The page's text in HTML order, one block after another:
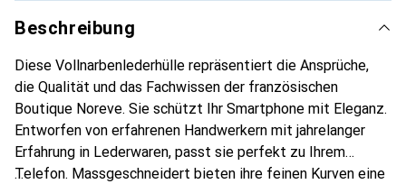
Beschreibung
Diese Vollnarbenlederhülle repräsentiert die Ansprüche,
die Qualität und das Fachwissen der französischen
Boutique Noreve. Sie schützt Ihr Smartphone mit Eleganz.
Entworfen von erfahrenen Handwerkern mit jahrelanger
Erfahrung in Lederwaren, passt sie perfekt zu Ihrem
Telefon. Massgeschneidert bieten ihre feinen Kurven eine